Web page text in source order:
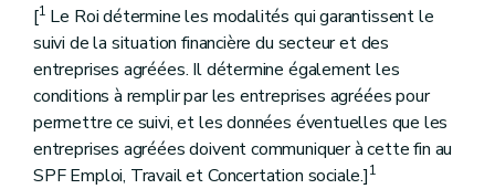
[1 Le Roi détermine les modalités qui garantissent le
suivi de la situation financière du secteur et des
entreprises agréées. Il détermine également les
conditions à remplir par les entreprises agréées pour
permettre ce suivi, et les données éventuelles que les
entreprises agréées doivent communiquer à cette fin au
SPF Emploi, Travail et Concertation sociale.]1